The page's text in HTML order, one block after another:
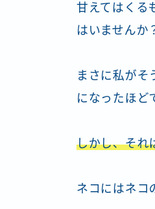
甘えてはくる
はいませんか
まさに私がそ
になったほど
しかし、それ
ネコにはネコ